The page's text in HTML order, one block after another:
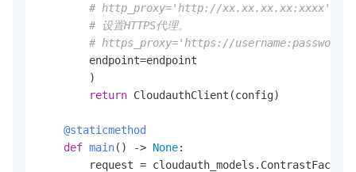
# http_proxy='http://xx.xx.xx.xx:xxxx',
# 设置HTTPS代理。
# https_proxy='https://
        endpoint=endpoint
        )
return CloudauthClient(config)
    @staticmethod
def main() -> None:
request =